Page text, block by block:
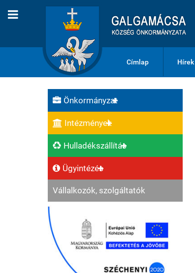
Címlap Hírek
Önkormányzat
Intézmények
Hulladékszállítás
Ügyintézés
Vállalkozók, szolgáltatók